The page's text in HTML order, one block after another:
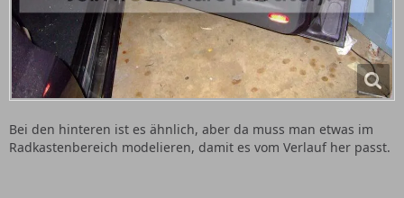
Bei den hinteren ist es ähnlich, aber da muss man etwas im
Radkastenbereich modelieren, damit es vom Verlauf her passt.